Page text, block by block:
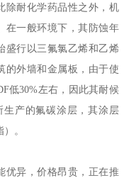
除耐化学药品性之外，机
在一般环境下，其防蚀年
盛行以三氟氯乙烯和乙烯
的外墙和金属板，由于使
低30%左右，因此其耐候
生产的氟碳涂层，其涂层
）。
优异，价格昂贵，正在推